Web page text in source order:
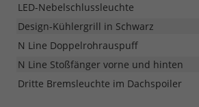
LED-Nebelschlussleuchte
Design-Kühlergrill in Schwarz
N Line Doppelrohrauspuff
N Line Stoßfänger vorne und hinten
Dritte Bremsleuchte im Dachspoiler